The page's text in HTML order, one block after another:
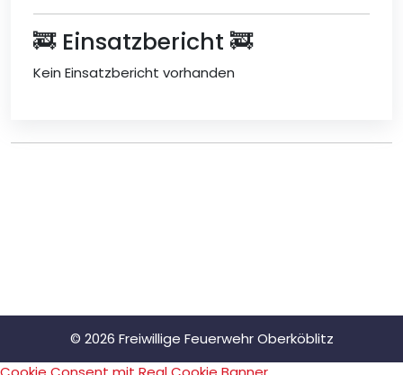
🚒 Einsatzbericht 🚒
Kein Einsatzbericht vorhanden
© 2026 Freiwillige Feuerwehr Oberköblitz